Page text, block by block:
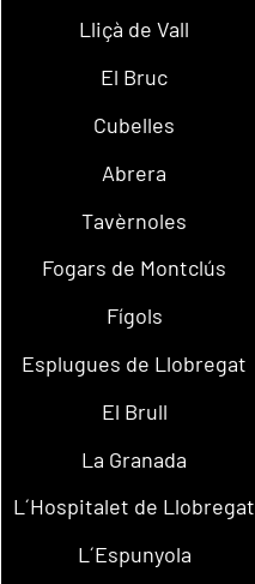
Lliçà de Vall
El Bruc
Cubelles
Abrera
Tavèrnoles
Fogars de Montclús
Fígols
Esplugues de Llobregat
El Brull
La Granada
L´Hospitalet de Llobregat
L´Espunyola